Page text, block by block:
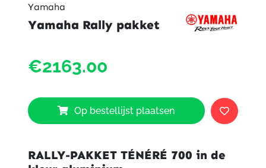
Yamaha
Yamaha Rally pakket
€2163.00
Op bestellijst plaatsen
RALLY-PAKKET TÉNÉRÉ 700 in de